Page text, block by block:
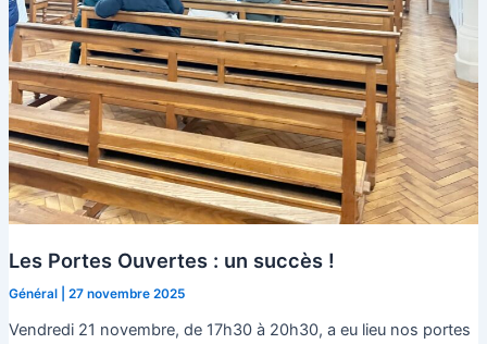
Les Portes Ouvertes : un succès !
Général| 27 novembre 2025
Vendredi 21 novembre, de 17h30 à 20h30, a eu lieu nos portes